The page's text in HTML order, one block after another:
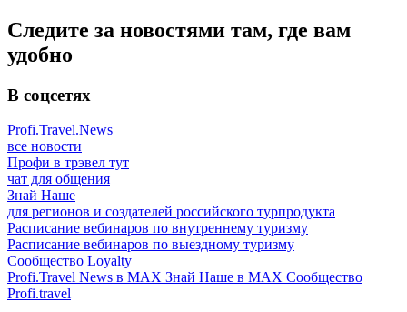
Следите за новостями там, где вам
удобно
В соцсетях
Profi.Travel.News
все новости
Профи в трэвел тут
чат для общения
Знай Наше
для регионов и создателей российского турпродукта
Расписание вебинаров по внутреннему туризму
Расписание вебинаров по выездному туризму
Сообщество Loyalty
Profi.Travel News в MAX Знай Наше в MAX Сообщество
Profi.travel